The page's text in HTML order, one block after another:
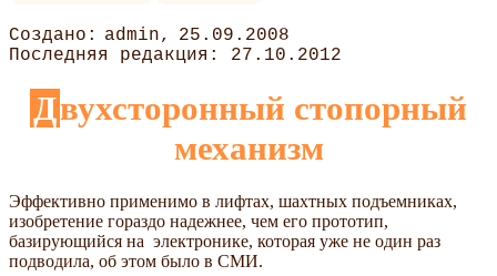
admin
25.09.2008
27.10.2012
Двухсторонный стопорный
механизм
Эффективно применимо в лифтах, шахтных подъемниках,
изобретение гораздо надежнее, чем его прототип,
базирующийся на электронике, которая уже не один раз
подводила, об этом было в СМИ.